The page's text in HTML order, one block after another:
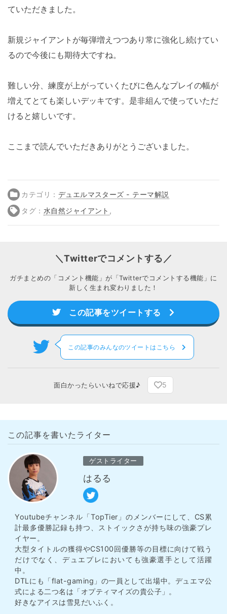
ていただきました。
新規ジャイアントが毎弾増えつつあり常に強化し続けてい
るので今後にも期待大ですね。
難しい分、練度が上がっていくたびに色んなプレイの幅が
増えてとても楽しいデッキです。是非組んで使っていただ
けると嬉しいです。
ここまで読んでいただきありがとうございました。
カテゴリ： デュエルマスターズ - テーマ解説
タグ： 水自然ジャイアント ,
＼Twitterでコメントする／
ガチまとめの「コメント機能」が「Twitterでコメントする機能」に
新しく生まれ変わりました！
この記事をツイートする
この記事のみんなのツイートはこちら
面白かったらいいねで応援♪ 5
この記事を書いたライター
ゲストライター
はるる
Youtubeチャンネル「TopTier」のメンバーにして、CS累
計最多優勝記録も持つ、ストイックさが持ち味の強豪プレ
イヤー。
大型タイトルの獲得やCS100回優勝等の目標に向けて戦う
だけでなく、デュエプレにおいても強豪選手として活躍
中。
DTLにも「flat-gaming」の一員として出場中。デュエマ公
式による二つ名は「オプティマイズの貴公子」。
好きなアイスは雪見だいふく。